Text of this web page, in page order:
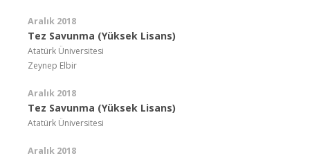
Aralık 2018
Tez Savunma (Yüksek Lisans)
Atatürk Üniversitesi
Zeynep Elbir
Aralık 2018
Tez Savunma (Yüksek Lisans)
Atatürk Üniversitesi
Aralık 2018